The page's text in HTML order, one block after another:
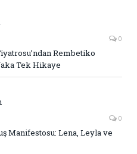
0
Rembetiko
Tek Hikaye
0
Manifestosu: Lena, Leyla ve